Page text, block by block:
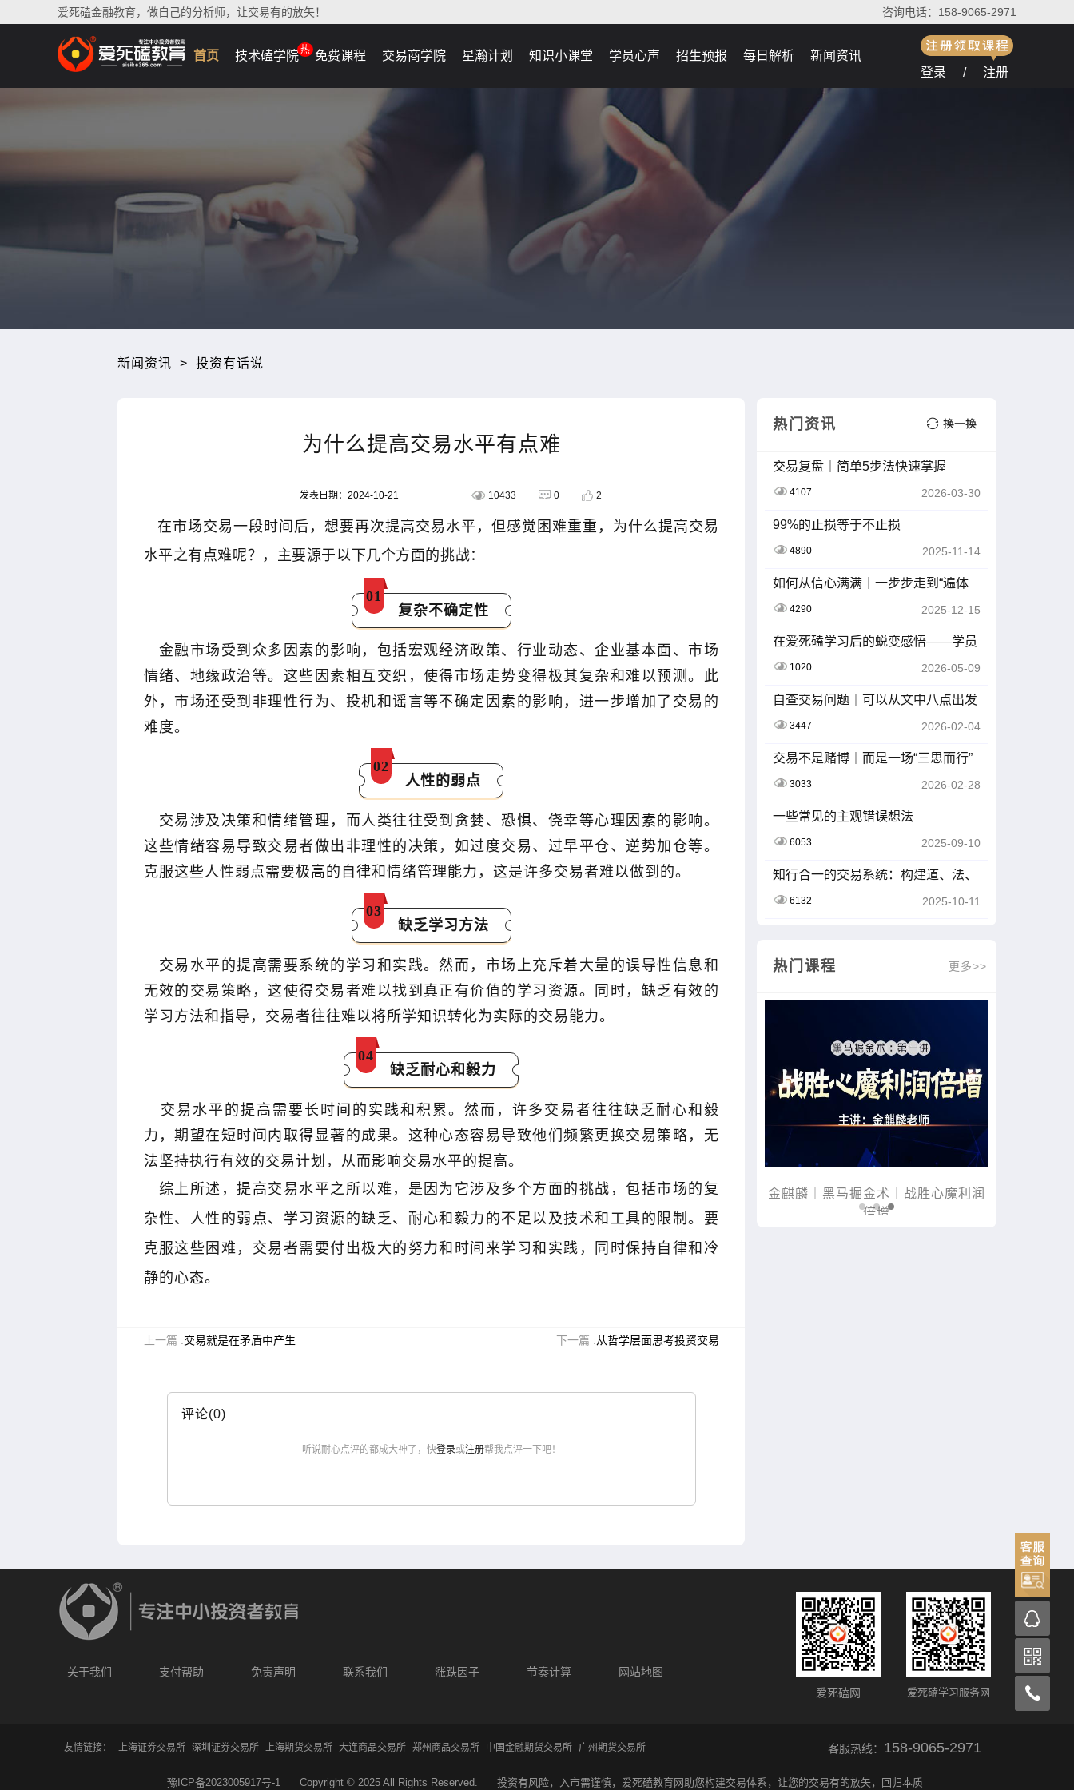
爱死磕金融教育，做自己的分析师，让交易有的放矢！ 咨询电话：158-9065-2971
首页 技术磕学院热 免费课程 交易商学院 星瀚计划 知识小课堂 学员心声 招生预报 每日解析
新闻资讯
登录
/ 注册
新闻资讯 > 投资有话说
为什么提高交易水平有点难
发表日期：2024-10-21 10433 0 2
在市场交易一段时间后，想要再次提高交易水平，但感觉困难重重，为什么提高交易
水平之有点难呢？，主要源于以下几个方面的挑战：
01
复杂不确定性
金融市场受到众多因素的影响，包括宏观经济政策、行业动态、企业基本面、市场
情绪、地缘政治等。这些因素相互交织，使得市场走势变得极其复杂和难以预测。此
外，市场还受到非理性行为、投机和谣言等不确定因素的影响，进一步增加了交易的
难度。
02
人性的弱点
交易涉及决策和情绪管理，而人类往往受到贪婪、恐惧、侥幸等心理因素的影响。
这些情绪容易导致交易者做出非理性的决策，如过度交易、过早平仓、逆势加仓等。
克服这些人性弱点需要极高的自律和情绪管理能力，这是许多交易者难以做到的。
03
缺乏学习方法
交易水平的提高需要系统的学习和实践。然而，市场上充斥着大量的误导性信息和
无效的交易策略，这使得交易者难以找到真正有价值的学习资源。同时，缺乏有效的
学习方法和指导，交易者往往难以将所学知识转化为实际的交易能力。
04
缺乏耐心和毅力
交易水平的提高需要长时间的实践和积累。然而，许多交易者往往缺乏耐心和毅
力，期望在短时间内取得显著的成果。这种心态容易导致他们频繁更换交易策略，无
法坚持执行有效的交易计划，从而影响交易水平的提高。
综上所述，提高交易水平之所以难，是因为它涉及多个方面的挑战，包括市场的复
杂性、人性的弱点、学习资源的缺乏、耐心和毅力的不足以及技术和工具的限制。要
克服这些困难，交易者需要付出极大的努力和时间来学习和实践，同时保持自律和冷
静的心态。
上一篇 :交易就是在矛盾中产生 下一篇 :从哲学层面思考投资交易
评论(0)
听说耐心点评的都成大神了，快登录或注册帮我点评一下吧！
热门资讯
交易复盘｜简单5步法快速掌握
4107 2026-03-30
99%的止损等于不止损
4890 2025-11-14
如何从信心满满｜一步步走到“遍体
4290 2025-12-15
在爱死磕学习后的蜕变感悟——学员
1020 2026-05-09
自查交易问题｜可以从文中八点出发
3447 2026-02-04
交易不是赌博｜而是一场“三思而行”
3033 2026-02-28
一些常见的主观错误想法
6053 2025-09-10
知行合一的交易系统：构建道、法、
6132 2025-10-11
热门课程 更多>>
金麒麟｜黑马掘金术｜战胜心魔利润
倍增
木星｜黑马掘金术｜买在将涨时
邹衍｜《三点交易》“眼中”的涨跌规
律
金麒麟｜黑马掘金术｜战胜心魔利润
倍增
关于我们 支付帮助 免责声明 联系我们 涨跌因子 节奏计算
网站地图
爱死磕网
爱死磕学习服务网
友情链接： 上海证券交易所 深圳证券交易所 上海期货交易所 大连商品交易所 郑州商品交易所 中国金融期货交易所 广州期货交易所 客服热线： 158-9065-2971
豫ICP备2023005917号-1 Copyright © 2025 All Rights Reserved. 投资有风险，入市需谨慎，爱死磕教育网助您构建交易体系，让您的交易有的放矢，回归本质